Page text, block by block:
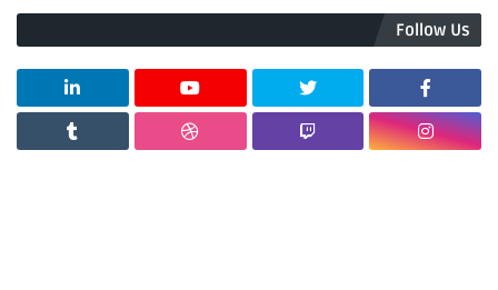
Follow Us